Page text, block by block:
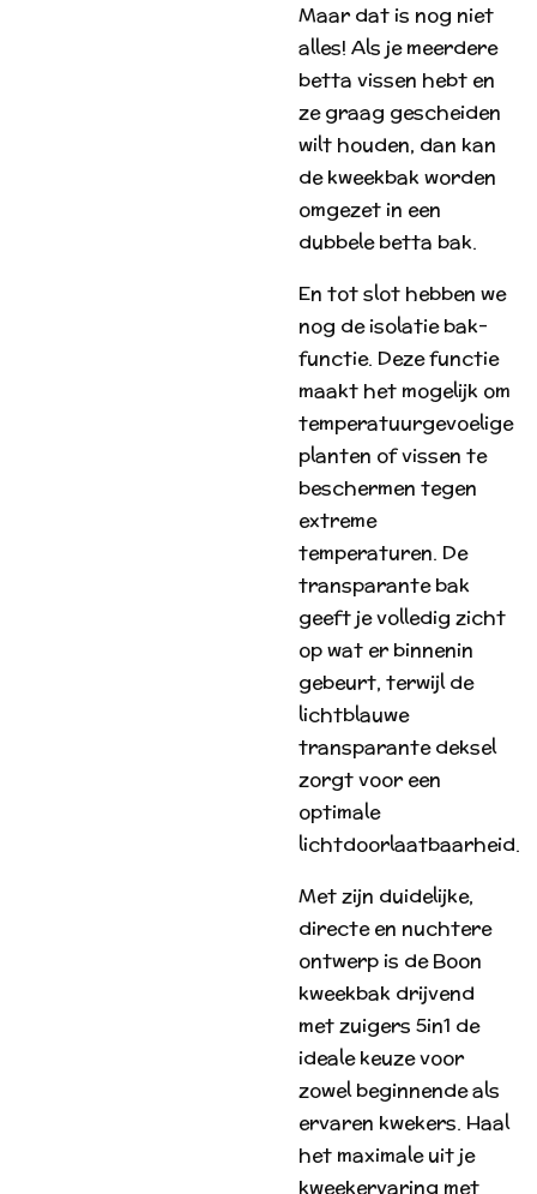
Maar dat is nog niet
alles! Als je meerdere
betta vissen hebt en
ze graag gescheiden
wilt houden, dan kan
de kweekbak worden
omgezet in een
dubbele betta bak.
En tot slot hebben we
nog de isolatie bak-
functie. Deze functie
maakt het mogelijk om
temperatuurgevoelige
planten of vissen te
beschermen tegen
extreme
temperaturen. De
transparante bak
geeft je volledig zicht
op wat er binnenin
gebeurt, terwijl de
lichtblauwe
transparante deksel
zorgt voor een
optimale
lichtdoorlaatbaarheid.
Met zijn duidelijke,
directe en nuchtere
ontwerp is de Boon
kweekbak drijvend
met zuigers 5in1 de
ideale keuze voor
zowel beginnende als
ervaren kwekers. Haal
het maximale uit je
kweekervaring met